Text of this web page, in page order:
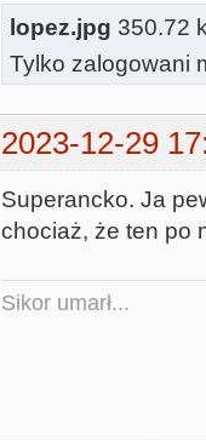
lopez.jpg 350.72
Tylko zalogowani
2023-12-29
Superancko. Ja
chociaż, że ten po
Sikor umarł...